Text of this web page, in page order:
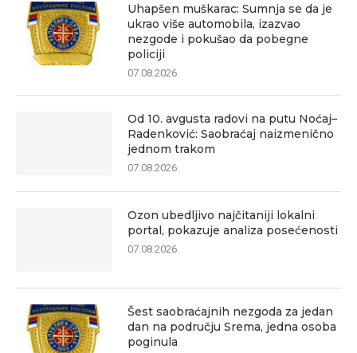
Uhapšen muškarac: Sumnja se da je
ukrao više automobila, izazvao
nezgode i pokušao da pobegne
policiji
07.08.2026.
Od 10. avgusta radovi na putu Noćaj–
Radenković: Saobraćaj naizmenično
jednom trakom
07.08.2026.
Ozon ubedljivo najčitaniji lokalni
portal, pokazuje analiza posećenosti
07.08.2026.
Šest saobraćajnih nezgoda za jedan
dan na području Srema, jedna osoba
poginula